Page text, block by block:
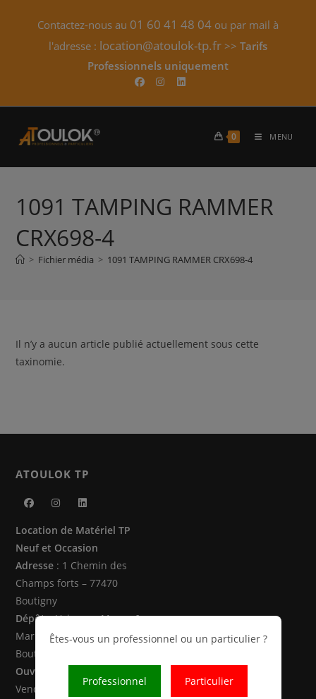
Contactez-nous au 01 60 41 48 04 ou par mail à
l'adresse : location@atoulok-tp.fr >> Tarifs
Professionnels uniquement​
0 MENU
1091 TAMPING RAMMER
CRX698-4
> Fichier média > 1091 TAMPING RAMMER CRX698-4
Il n’y a aucun article publié actuellement sous cette
taxinomie.
ATOULOK TP
dans
un
nouvel
onglet
dans
un
nouvel
onglet
dans
un
nouvel
onglet
Location de Matériel TP
Neuf et Occasion
Adresse : 1 Chemin des
Champs forts – 77470
Boutigny
Dépôts: Vaire sur Marne &
Marne la Vallée (77470 -
Boutigny)
Ouverture
Vendredi de 8h00 à 12h30
Êtes-vous un professionnel ou un particulier ?
Professionnel Particulier